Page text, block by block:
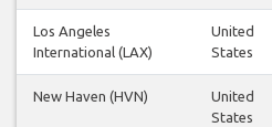
Los Angeles
International (LAX)
United
States
New Haven (HVN)
United
States